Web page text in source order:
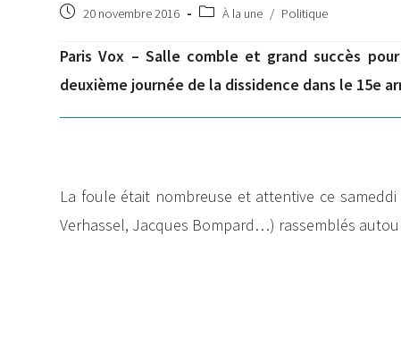
Post20 novembre 2016
PostÀ la une / Politique
Paris Vox – Salle comble et grand succès
deuxième journée de la dissidence dans le 15e
La foule était nombreuse et attentive ce
Verhassel, Jacques Bompard…) rassemblés